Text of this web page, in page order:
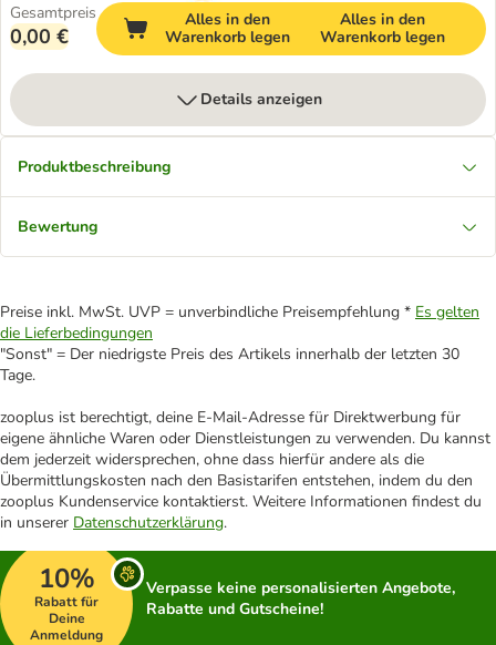
Gesamtpreis
0,00 €
Alles in den
Warenkorb legen
Alles in den
Warenkorb legen
Details anzeigen
Produktbeschreibung
Bewertung
Preise inkl. MwSt. UVP = unverbindliche Preisempfehlung * Es gelten
die Lieferbedingungen
"Sonst" = Der niedrigste Preis des Artikels innerhalb der letzten 30
Tage.
zooplus ist berechtigt, deine E-Mail-Adresse für Direktwerbung für
eigene ähnliche Waren oder Dienstleistungen zu verwenden. Du kannst
dem jederzeit widersprechen, ohne dass hierfür andere als die
Übermittlungskosten nach den Basistarifen entstehen, indem du den
zooplus Kundenservice kontaktierst. Weitere Informationen findest du
in unserer Datenschutzerklärung.
10%
Rabatt für
Deine
Anmeldung
Verpasse keine personalisierten Angebote,
Rabatte und Gutscheine!